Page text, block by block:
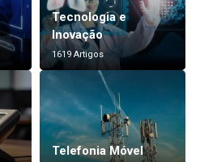
Tecnologia e
Inovação
1619 Artigos
Telefonia Móvel